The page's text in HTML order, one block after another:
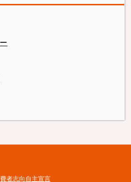
者志向自主宣言